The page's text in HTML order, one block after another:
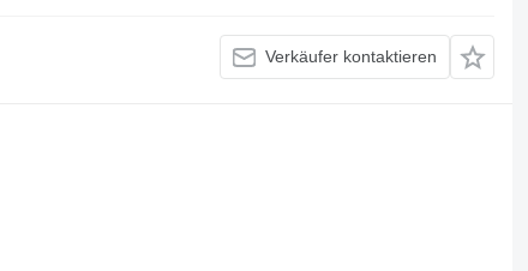
Verkäufer kontaktieren